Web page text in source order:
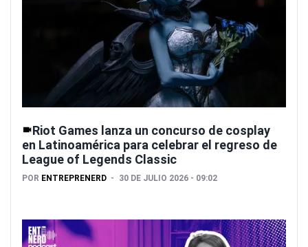
Riot Games lanza un concurso de cosplay
en Latinoamérica para celebrar el regreso de
League of Legends Classic
POR ENTREPRENERD 30 DE JULIO 2026 - 09:02